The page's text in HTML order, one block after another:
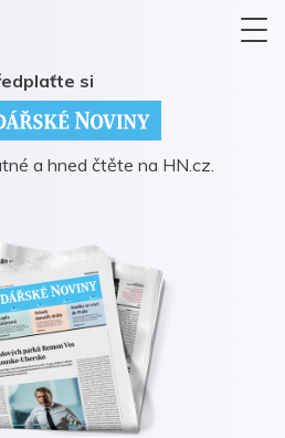
si
a hned čtěte na HN.cz.